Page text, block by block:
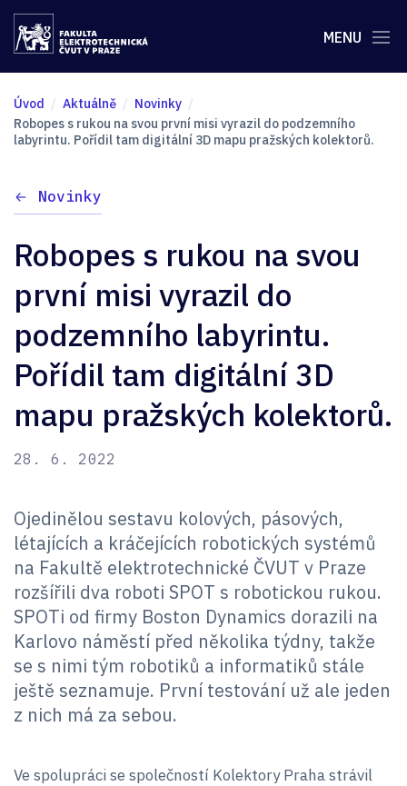
MENU
Úvod Aktuálně
Novinky
Robopes s rukou na svou první misi vyrazil do podzemního
labyrintu. Pořídil tam digitální 3D mapu pražských kolektorů.
Novinky
Robopes s rukou na svou
první misi vyrazil do
podzemního labyrintu.
Pořídil tam digitální 3D
mapu pražských kolektorů.
28. 6. 2022
Ojedinělou sestavu kolových, pásových,
létajících a kráčejících robotických systémů
na Fakultě elektrotechnické ČVUT v Praze
rozšířili dva roboti SPOT s robotickou rukou.
SPOTi od firmy Boston Dynamics dorazili na
Karlovo náměstí před několika týdny, takže
se s nimi tým robotiků a informatiků stále
ještě seznamuje. První testování už ale jeden
z nich má za sebou.
Ve spolupráci se společností Kolektory Praha strávil